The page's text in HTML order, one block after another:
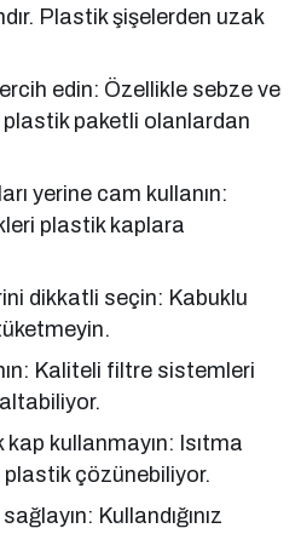
Plastik şişelerden uzak
edin: Özellikle sebze ve
plastik paketli olanlardan
yerine cam kullanın:
plastik kaplara
dikkatli seçin: Kabuklu
Kaliteli filtre sistemleri
kullanmayın: Isıtma
plastik çözünebiliyor.
Kullandığınız